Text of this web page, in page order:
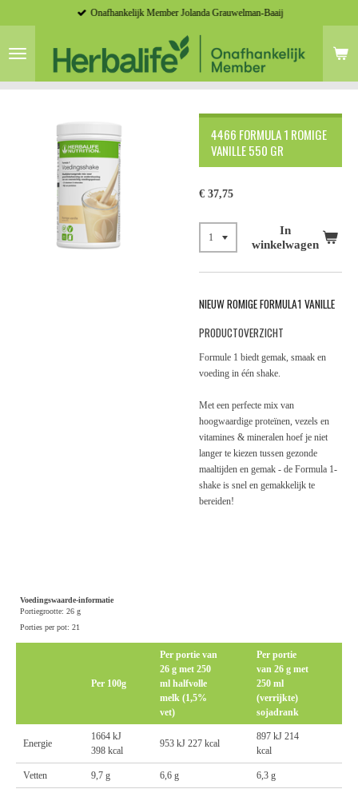
naar
hoofdinhoud
Onafhankelijk Member Jolanda Grauwelman-Baaij
4466 FORMULA 1 ROMIGE
VANILLE 550 GR
€ 37,75
In
winkelwagen
NIEUW ROMIGE FORMULA1 VANILLE
PRODUCTOVERZICHT
Formule 1 biedt gemak, smaak en
voeding in één shake.
Met een perfecte mix van
hoogwaardige proteïnen, vezels en
vitamines & mineralen hoef je niet
langer te kiezen tussen gezonde
maaltijden en gemak - de Formula 1-
shake is snel en gemakkelijk te
bereiden!
Voedingswaarde-informatie
Portiegrootte: 26 g
Porties per pot: 21
Per 100g
Per portie van
26 g met 250
ml halfvolle
melk (1,5%
vet)
Per portie
van 26 g met
250 ml
(verrijkte)
sojadrank
Energie
1664 kJ
398 kcal
953 kJ 227 kcal
897 kJ 214
kcal
Vetten 9,7 g 6,6 g 6,3 g